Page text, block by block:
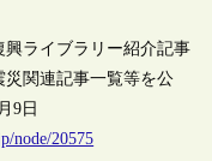
ライブラリー紹介記事
関連記事一覧等を公
9日
node/20575